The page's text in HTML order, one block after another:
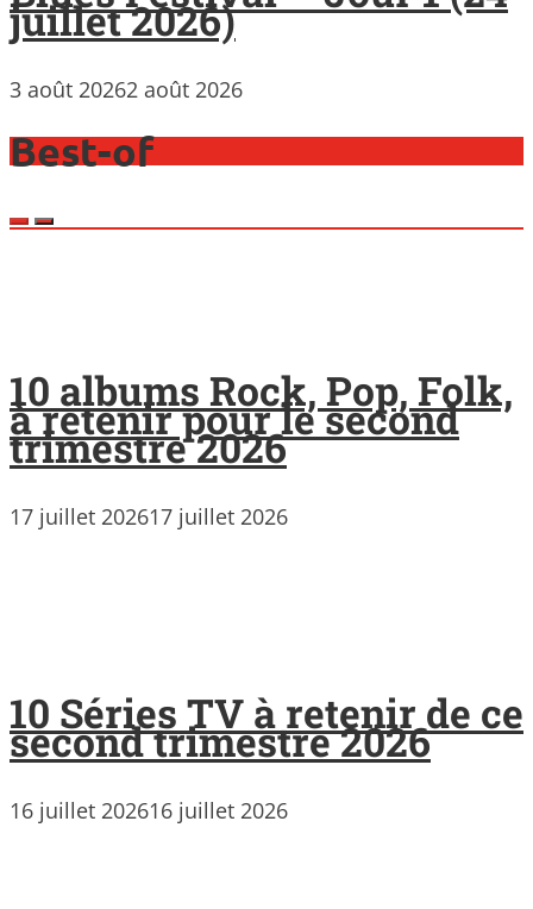
juillet 2026)
3 août 20262 août 2026
Best-of
10 albums Rock, Pop, Folk,
à retenir pour le second
trimestre 2026
17 juillet 202617 juillet 2026
10 Séries TV à retenir de ce
second trimestre 2026
16 juillet 202616 juillet 2026